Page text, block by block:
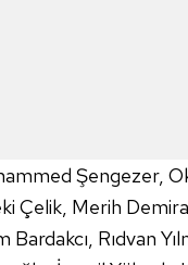
Şengezer,
Çelik, Merih
Rıdvan